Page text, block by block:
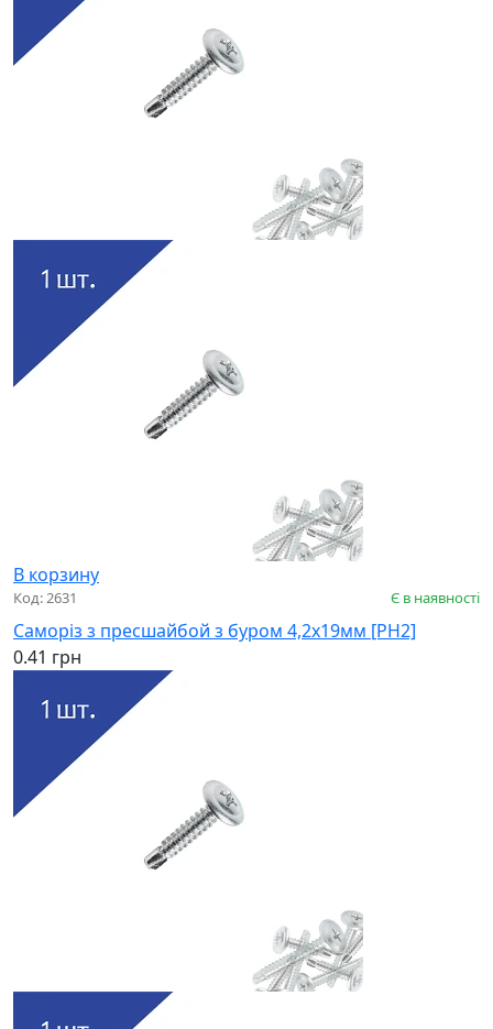
В корзину
Код: 2631 Є в наявності
Саморіз з пресшайбой з буром 4,2х19мм [PH2]
0.41 грн